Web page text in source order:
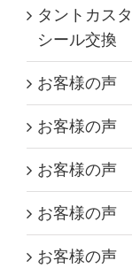
タントカス
シール交換
お客様の声
お客様の声
お客様の声
お客様の声
お客様の声